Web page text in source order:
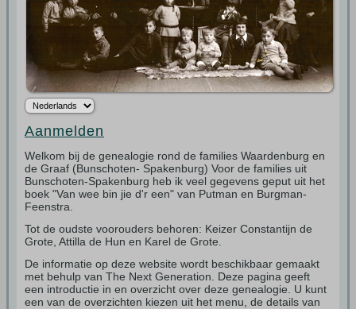
Aanmelden
Welkom bij de genealogie rond de families Waardenburg en
de Graaf (Bunschoten- Spakenburg) Voor de families uit
Bunschoten-Spakenburg heb ik veel gegevens geput uit het
boek "Van wee bin jie d'r een" van Putman en Burgman-
Feenstra.
Tot de oudste voorouders behoren: Keizer Constantijn de
Grote, Attilla de Hun en Karel de Grote.
De informatie op deze website wordt beschikbaar gemaakt
met behulp van The Next Generation. Deze pagina geeft
een introductie in en overzicht over deze genealogie. U kunt
een van de overzichten kiezen uit het menu, de details van